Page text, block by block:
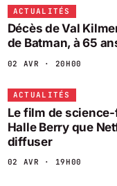
ACTUALITÉS
Décès de Val
de Batman, à 65
02 AVR · 20H00
ACTUALITÉS
Le film de
Halle Berry que
diffuser
02 AVR · 19H00